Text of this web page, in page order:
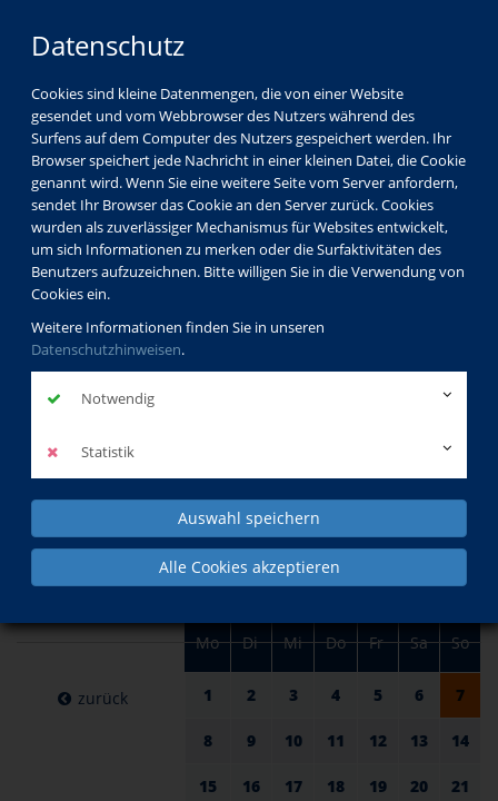
Datenschutz
Cookies sind kleine Datenmengen, die von einer Website
gesendet und vom Webbrowser des Nutzers während des
Surfens auf dem Computer des Nutzers gespeichert werden. Ihr
Browser speichert jede Nachricht in einer kleinen Datei, die Cookie
genannt wird. Wenn Sie eine weitere Seite vom Server anfordern,
sendet Ihr Browser das Cookie an den Server zurück. Cookies
wurden als zuverlässiger Mechanismus für Websites entwickelt,
um sich Informationen zu merken oder die Surfaktivitäten des
Benutzers aufzuzeichnen. Bitte willigen Sie in die Verwendung von
Cookies ein.
Weitere Informationen finden Sie in unseren
Datenschutzhinweisen.
Notwendig
Statistik
Auswahl speichern
Alle Cookies akzeptieren
LOGIN MENÜ
im April
Mo Di Mi Do Fr Sa So
1 2 3 4 5 6 7
8 9 10 11 12 13 14
15 16 17 18 19 20 21
am 07.
2024
zurück